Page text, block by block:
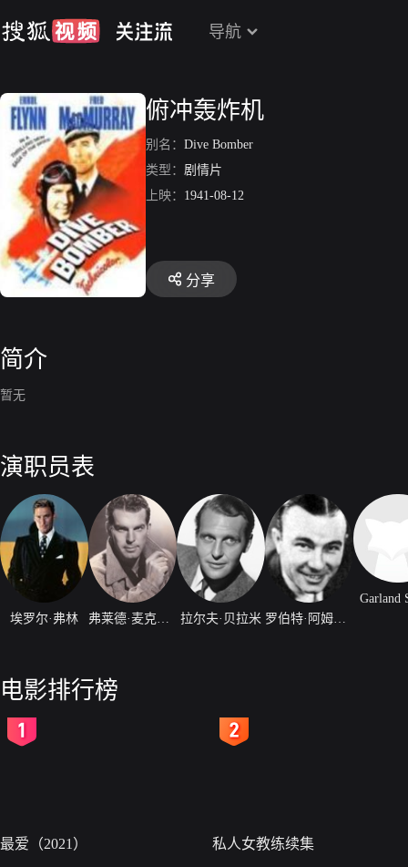
导航
俯冲轰炸机
别名： Dive Bomber
类型： 剧情片
上映： 1941-08-12
分享
简介
暂无
演职员表
埃罗尔·弗林 拉尔夫·贝拉米
Garland
电影排行榜
最爱（2021） 私人女教练续集